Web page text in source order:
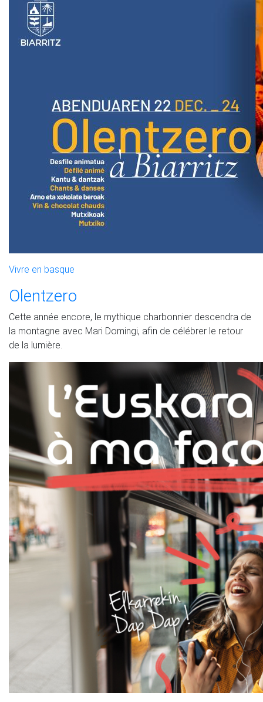
Vivre en basque
Olentzero
Cette année encore, le mythique charbonnier descendra de
la montagne avec Mari Domingi, afin de célébrer le retour
de la lumière.